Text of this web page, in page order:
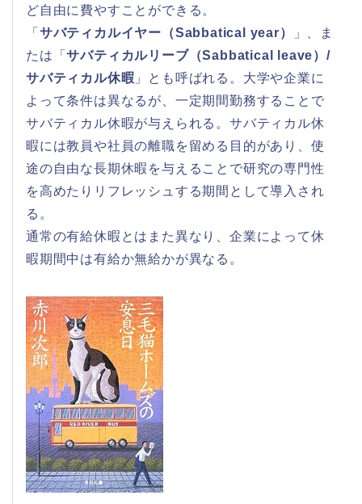
ど自由に費やすことができる。
「 サバティカルイヤー（Sabbatical year）
」、ま
たは「サバティカルリーブ（Sabbatical leave）/
サバティカル休暇 」とも呼ばれる。大学や企業に
よって条件は異なるが、一定期間勤務することで
サバティカル休暇が与えられる。サバティカル休
暇には教員や社員の離職を留める目的があり、使
途の自由な長期休暇を与えることで研究の専門性
を高めたりリフレッシュする期間として導入され
る。
通常の有給休暇とはまた異なり、企業によって休
暇期間中は有給か無給かが異なる。